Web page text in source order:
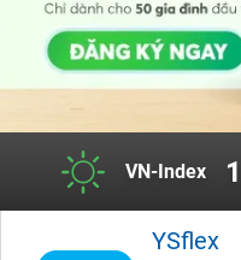
VN-Index
YSflex